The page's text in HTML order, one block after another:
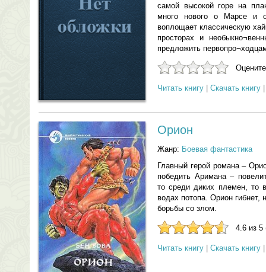
самой высокой горе на
много нового о Марсе и
воплощает классическую
просторах и
предложить
Читать книгу Скачать книгу
Орион
Жанр: Боевая фантастика
Главный герой романа –
победить Аримана –
то среди диких племен, то
водах потопа. Орион гибнет,
борьбы со злом.
4.6 из 5
Читать книгу Скачать книгу